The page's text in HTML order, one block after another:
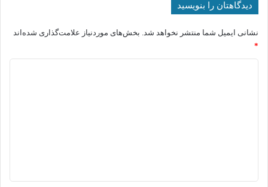
دیدگاهتان را بنویسید
نشانی ایمیل شما منتشر نخواهد شد. بخش‌های موردنیاز علامت‌گذاری شده‌اند
*